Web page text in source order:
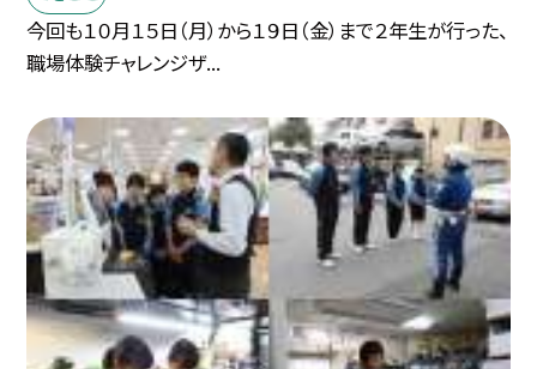
今回も１０月１５日（月）から１９日（金）まで２年生が行った、
職場体験チャレンジザ...